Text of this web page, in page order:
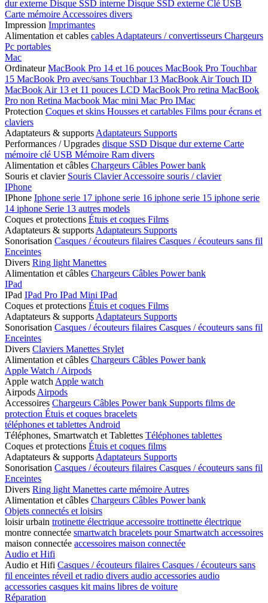
dur externe Disque SSD interne Disque SSD externe Clé USB
Carte mémoire Accessoires divers
Impression Imprimantes
Alimentation et cables cables Adaptateurs / convertisseurs Chargeurs
Pc portables
Mac
OrdinateurMacBook Pro 14 et 16 pouces MacBook Pro Touchbar
15 MacBook Pro avec/sans Touchbar 13 MacBook Air Touch ID
MacBook Air 13 et 11 pouces LCD MacBook Pro retina MacBook
Pro non Retina Macbook Mac mini Mac Pro IMac
Protection Coques et skins Housses et cartables Films pour écrans et
claviers
Adaptateurs & supports Adaptateurs Supports
Performances / Upgrades disque SSD Disque dur externe Carte
mémoire clé USB Mémoire Ram divers
Alimentation et câbles Chargeurs Câbles Power bank
Souris et clavier Souris ClavierAccessoire souris / clavier
IPhone
IPhone Iphone serie 17 iphone serie 16 iphone serie 15 iphone serie
14 iphone Serie 13 autres models
Coques et protections Étuis et coques Films
Adaptateurs & supports Adaptateurs Supports
Sonorisation Casques / écouteurs filaires Casques / écouteurs sans fil
Enceintes
Divers Ring light Manettes
Alimentation et câbles Chargeurs Câbles Power bank
IPad
IPad IPad Pro IPad Mini IPad
Coques et protections Étuis et coques Films
Adaptateurs & supports Adaptateurs Supports
Sonorisation Casques / écouteurs filaires Casques / écouteurs sans fil
Enceintes
Divers Claviers Manettes Stylet
Alimentation et câbles Chargeurs Câbles Power bank
Apple Watch / Airpods
Apple watch Apple watch
Airpods Airpods
Accessoires Chargeurs Câbles Power bank Supports films de
protection Étuis et coques bracelets
téléphones et tablettes Android
Téléphones, Smartwatch et Tablettes Téléphones tablettes
Coques et protections Étuis et coques films
Adaptateurs & supports Adaptateurs Supports
Sonorisation Casques / écouteurs filaires Casques / écouteurs sans fil
Enceintes
Divers Ring light Manettes carte mémoire Autres
Alimentation et câbles Chargeurs Câbles Power bank
Objets connectés et loisirs
loisir urbain trotinette électrique accessoire trottinette électrique
montre connectée smartwatch bracelets pour Smartwatch accessoires
maison connectée accessoires maison connectée
Audio et Hifi
Audio et Hifi Casques / écouteurs filaires Casques / écouteurs sans
fil enceintes réveil et radio divers audio accessories audio
accessories casques kit mains libres de voiture
Réparation